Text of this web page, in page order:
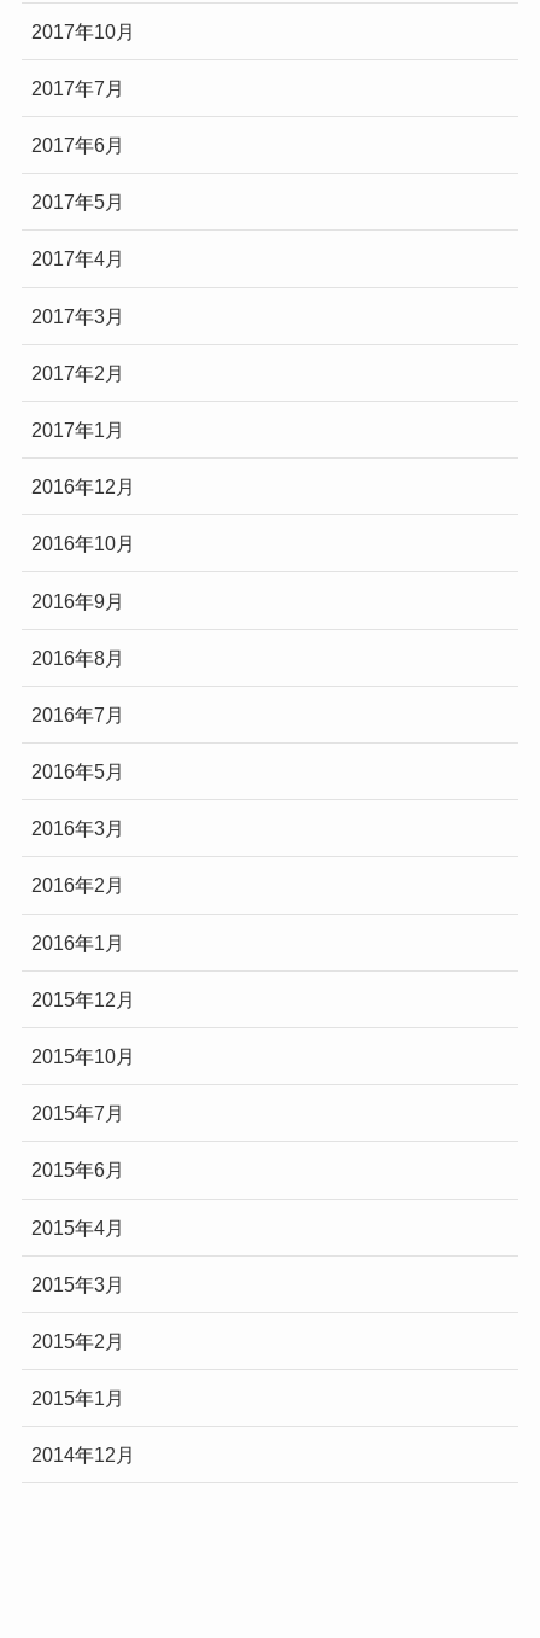
2017年10月
2017年7月
2017年6月
2017年5月
2017年4月
2017年3月
2017年2月
2017年1月
2016年12月
2016年10月
2016年9月
2016年8月
2016年7月
2016年5月
2016年3月
2016年2月
2016年1月
2015年12月
2015年10月
2015年7月
2015年6月
2015年4月
2015年3月
2015年2月
2015年1月
2014年12月